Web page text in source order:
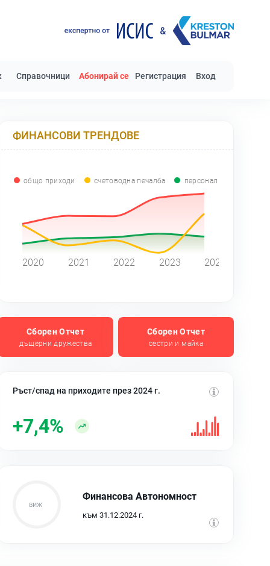
Справочници Абонирай се Регистрация Вход
ФИНАНСОВИ ТРЕНДОВЕ
общо приходи счетоводна печалба персонал
2020 2021 2022 2023 2024
Сборен Отчет
дъщерни дружества
Сборен Отчет
сестри и майка
Ръст/спад на приходите през 2024 г.
+7,4%
Финансова Автономност
към 31.12.2024 г.